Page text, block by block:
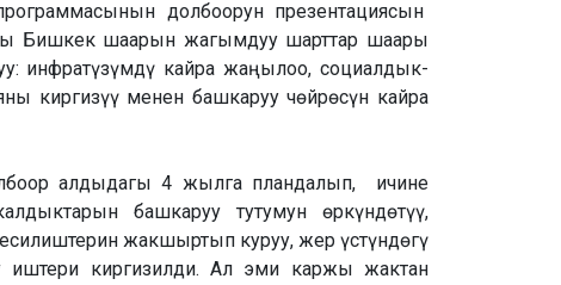
долбоорун презентациясын
Бишкек шаарын жагымдуу шарттар шаары
инфратүзүмдү кайра жаңылоо, социалдык-
киргизүү менен башкаруу чөйрөсүн кайра
алдыдагы 4 жылга пландалып, ичине
башкаруу тутумун өркүндөтүү,
жакшыртып куруу, жер үстүндөгү
иштери киргизилди. Ал эми каржы жактан